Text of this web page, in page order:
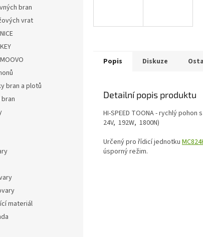
bran
vrat
bran a plotů
materiál
Popis Diskuze
Detailní popis produktu
HI-SPEED TOONA - rychlý
24V, 192W, 1800N)
Určený pro řídicí jednotku
úsporný režim.